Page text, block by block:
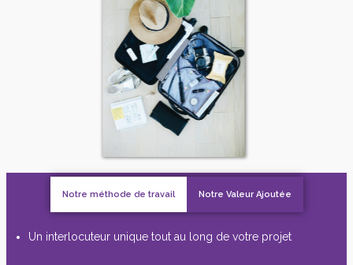
Notre méthode de travail Notre Valeur Ajoutée
Un interlocuteur unique tout au long de votre projet